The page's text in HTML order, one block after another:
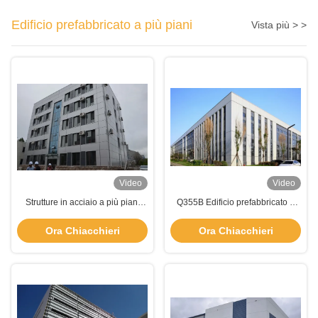
Edificio prefabbricato a più piani Vista più > >
Video
Strutture in acciaio a più piani
Prefabbricato
Ora Chiacchieri
Video
Q355B Edificio prefabbricato a
Edificio a struttura in acciaio
leggero
Ora Chiacchieri